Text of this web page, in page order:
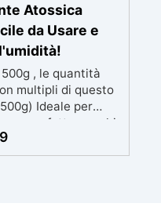
Atossica
da Usare e
, le quantità
multipli di questo
Ideale per
perfetta per chi
una finitura
condizione.